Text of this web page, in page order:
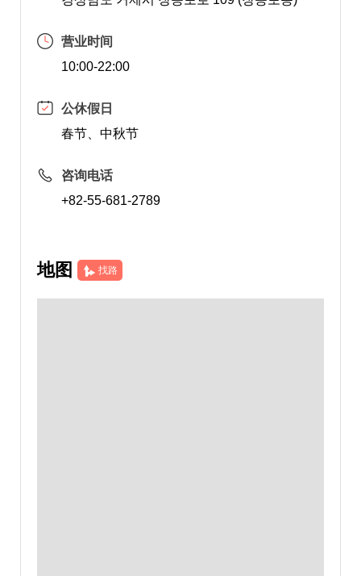
营业时间
10:00-22:00
公休假日
春节、中秋节
咨询电话
+82-55-681-2789
地图 找路